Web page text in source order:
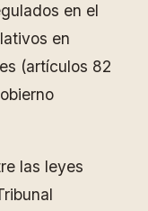
en el
en
(artículos 82
las leyes